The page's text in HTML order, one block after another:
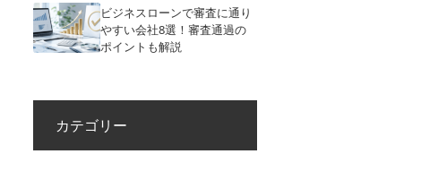
ビジネスローンで審査に通り
やすい会社8選！審査通過の
ポイントも解説
カテゴリー